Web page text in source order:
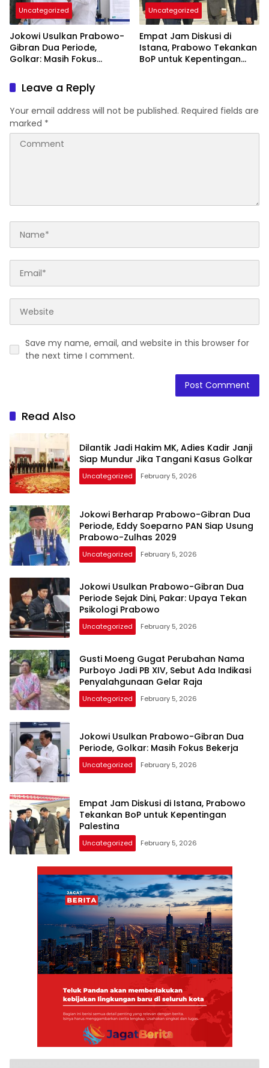
Uncategorized
Jokowi Usulkan Prabowo-
Gibran Dua Periode,
Golkar: Masih Fokus
Uncategorized
Empat Jam Diskusi di
Istana, Prabowo Tekankan
BoP untuk Kepentingan
Leave a Reply
Your email address will not be published. Required fields are
marked *
Save my name, email, and website in this browser for
the next time I comment.
Read Also
Dilantik Jadi Hakim MK, Adies Kadir Janji
Siap Mundur Jika Tangani Kasus Golkar
Uncategorized February 5, 2026
Jokowi Berharap Prabowo-Gibran Dua
Periode, Eddy Soeparno PAN Siap Usung
Prabowo-Zulhas 2029
Uncategorized February 5, 2026
Jokowi Usulkan Prabowo-Gibran Dua
Periode Sejak Dini, Pakar: Upaya Tekan
Psikologi Prabowo
Uncategorized February 5, 2026
Gusti Moeng Gugat Perubahan Nama
Purboyo Jadi PB XIV, Sebut Ada Indikasi
Penyalahgunaan Gelar Raja
Uncategorized February 5, 2026
Jokowi Usulkan Prabowo-Gibran Dua
Periode, Golkar: Masih Fokus Bekerja
Uncategorized February 5, 2026
Empat Jam Diskusi di Istana, Prabowo
Tekankan BoP untuk Kepentingan
Palestina
Uncategorized February 5, 2026